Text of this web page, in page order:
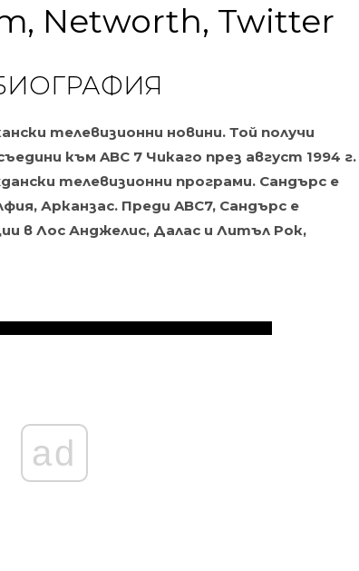
Networth, Twitter
телевизионни новини. Той получи
към ABC 7 Чикаго през август 1994 г.
телевизионни програми. Сандърс е
Арканзас. Преди ABC7, Сандърс е
в Лос Анджелис, Далас и Литъл Рок,
ad